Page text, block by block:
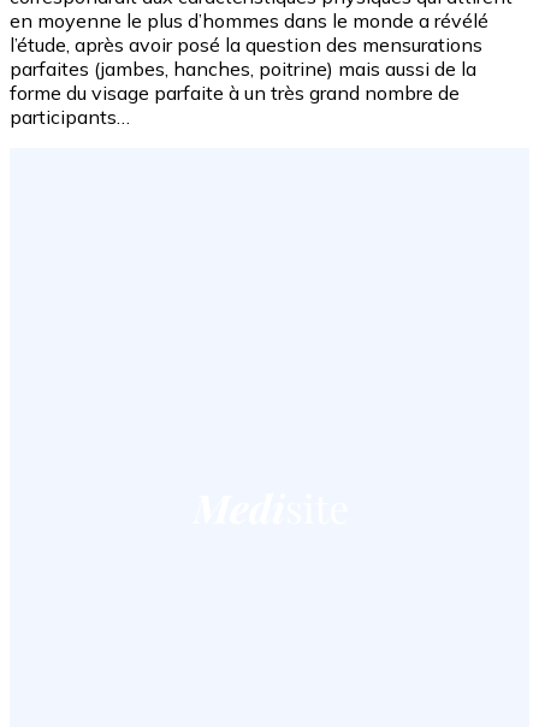
en moyenne le plus d’hommes dans le monde a révélé
l’étude, après avoir posé la question des mensurations
parfaites (jambes, hanches, poitrine) mais aussi de la
forme du visage parfaite à un très grand nombre de
participants…